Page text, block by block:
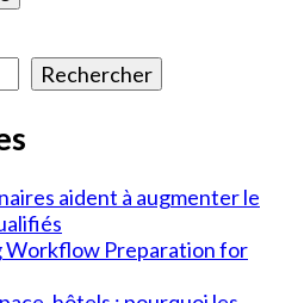
Rechercher
aident à augmenter le
Workflow Preparation for